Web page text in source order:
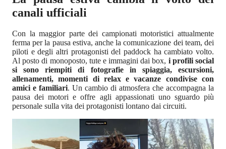
canali ufficiali
Con la maggior parte dei campionati motoristici attualmente
ferma per la pausa estiva, anche la comunicazione dei team, dei
piloti e degli altri protagonisti del paddock ha cambiato volto.
Al posto di monoposto, tute e immagini dai box, i profili social
si sono riempiti di fotografie in spiaggia, escursioni,
allenamenti, momenti di relax e vacanze condivise con
amici e familiari. Un cambio di atmosfera che accompagna la
pausa dei motori e offre agli appassionati uno sguardo più
personale sulla vita dei protagonisti lontano dai circuiti.